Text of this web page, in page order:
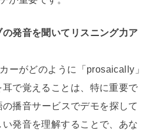
の発音を聞いてリスニング力ア
ーがどのように「prosaically」
で覚えることは、特に重要で
播音サービスでデモを探して
発音を理解することで、あな